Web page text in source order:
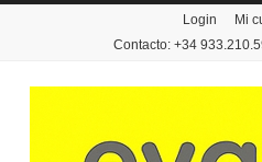
Login
Mi
Contacto: +34